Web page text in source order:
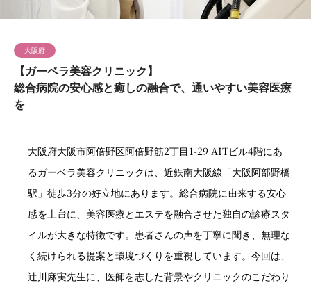
大阪府
【ガーベラ美容クリニック】
総合病院の安心感と癒しの融合で、通いやすい美容医療
を
大阪府大阪市阿倍野区阿倍野筋2丁目1-29 AITビル4階にあ
るガーベラ美容クリニックは、近鉄南大阪線「大阪阿部野橋
駅」徒歩3分の好立地にあります。総合病院に由来する安心
感を土台に、美容医療とエステを融合させた独自の診療スタ
イルが大きな特徴です。患者さんの声を丁寧に聞き、無理な
く続けられる提案と環境づくりを重視しています。今回は、
辻川麻実先生に、医師を志した背景やクリニックのこだわり